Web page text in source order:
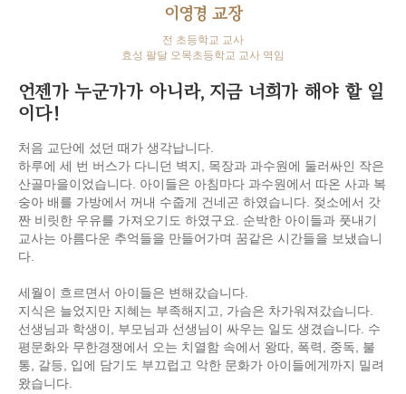
이영경 교장
전 초등학교 교사
효성 팔달 오목초등학교 교사 역임
언젠가 누군가가 아니라, 지금 너희가 해야 할 일
이다!
처음 교단에 섰던 때가 생각납니다.
하루에 세 번 버스가 다니던 벽지, 목장과 과수원에 둘러싸인 작은
산골마을이었습니다. 아이들은 아침마다 과수원에서 따온 사과 복
숭아 배를 가방에서 꺼내 수줍게 건네곤 하였습니다. 젖소에서 갓
짠 비릿한 우유를 가져오기도 하였구요. 순박한 아이들과 풋내기
교사는 아름다운 추억들을 만들어가며 꿈같은 시간들을 보냈습니
다.
세월이 흐르면서 아이들은 변해갔습니다.
지식은 늘었지만 지혜는 부족해지고, 가슴은 차가워져갔습니다.
선생님과 학생이, 부모님과 선생님이 싸우는 일도 생겼습니다. 수
평문화와 무한경쟁에서 오는 치열함 속에서 왕따, 폭력, 중독, 불
통, 갈등, 입에 담기도 부끄럽고 악한 문화가 아이들에게까지 밀려
왔습니다.